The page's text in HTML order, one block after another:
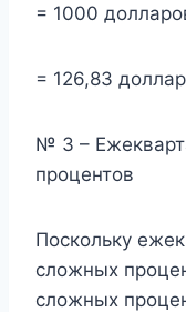
= 1000
= 126,83
№ 3 –
процентов
Поскольку
сложных
сложных